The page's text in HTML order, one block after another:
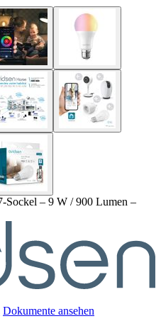
Sockel – 9 W / 900 Lumen –
Dokumente ansehen